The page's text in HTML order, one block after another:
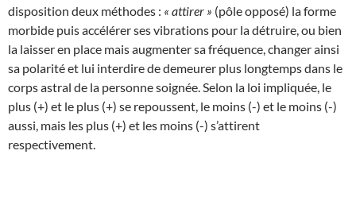
disposition deux méthodes : « attirer » (pôle opposé) la forme
morbide puis accélérer ses vibrations pour la détruire, ou bien
la laisser en place mais augmenter sa fréquence, changer ainsi
sa polarité et lui interdire de demeurer plus longtemps dans le
corps astral de la personne soignée. Selon la loi impliquée, le
plus (+) et le plus (+) se repoussent, le moins (-) et le moins (-)
aussi, mais les plus (+) et les moins (-) s’attirent
respectivement.